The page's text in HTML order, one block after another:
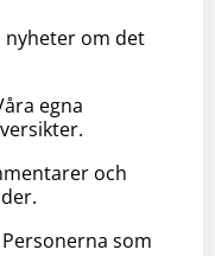
nyheter om det
egna
och
som